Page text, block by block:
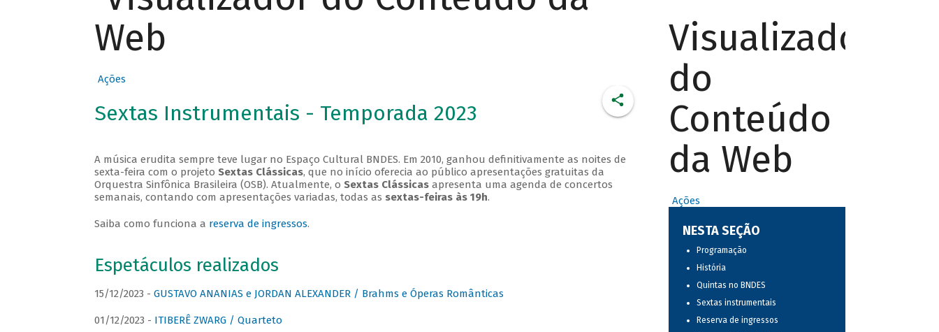
Web
Ações
Sextas Instrumentais - Temporada 2023
A música erudita sempre teve lugar no Espaço Cultural BNDES. Em 2010, ganhou definitivamente as noites de
sexta-feira com o projeto Sextas Clássicas, que no início oferecia ao público apresentações gratuitas da
Orquestra Sinfônica Brasileira (OSB). Atualmente, o Sextas Clássicasapresenta uma agenda de concertos
semanais, contando com apresentações variadas, todas as sextas-feiras às 19h.
Saiba como funciona a reserva de ingressos.
Espetáculos realizados
15/12/2023 - GUSTAVO ANANIAS e JORDAN ALEXANDER / Brahms e Óperas Românticas
01/12/2023 - ITIBERÊ ZWARG / Quarteto
Visualizador
do
Conteúdo
da Web
Ações
NESTA SEÇÃO
Programação
História
Quintas no BNDES
Sextas instrumentais
Reserva de ingressos